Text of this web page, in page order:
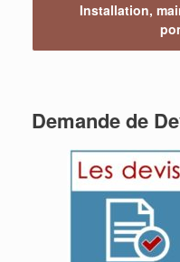
Installation,
Demande de